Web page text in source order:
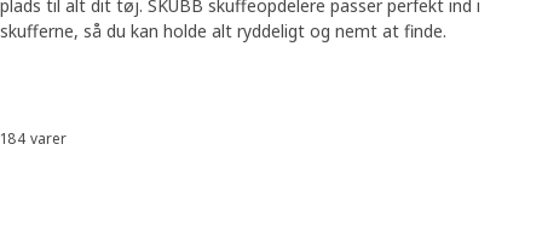
plads til alt dit tøj. SKUBB skuffeopdelere passer perfekt ind i
skufferne, så du kan holde alt ryddeligt og nemt at finde.
Sorter og filtrer
184 varer